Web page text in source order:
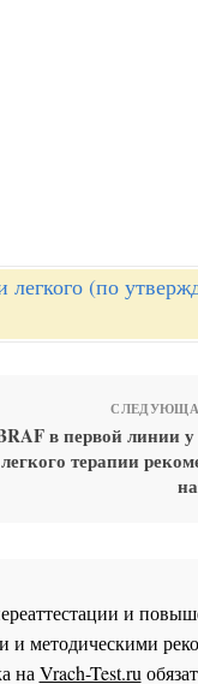
легкого (по
в первой линии
терапии
и
и методическими
наVrach-Test.ru